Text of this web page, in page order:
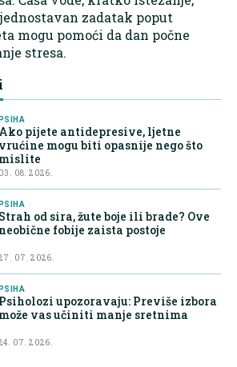
zadatak poput
mogu pomoći da dan počne
stresa.
PSIHA
Ako pijete antidepresive, ljetne
vrućine mogu biti opasnije nego što
mislite
03. 08. 2026.
PSIHA
Strah od sira, žute boje ili brade? Ove
neobične fobije zaista postoje
07. 2026.
PSIHA
Psiholozi upozoravaju: Previše izbora
može vas učiniti manje sretnima
07. 2026.